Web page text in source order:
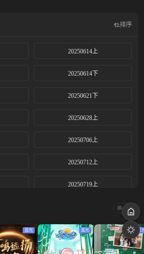
排序
20250614上
20250614下
20250621下
20250628上
20250706上
20250712上
20250719上
20250726中
20250802上
换一换
蓝光 蓝光 蓝